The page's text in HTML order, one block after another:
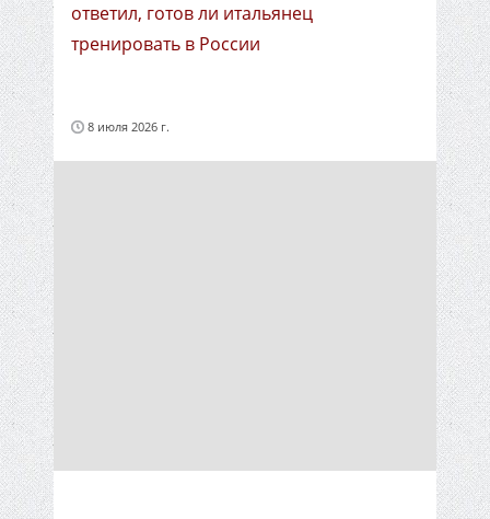
ответил, готов ли итальянец
тренировать в России
8 июля 2026 г.